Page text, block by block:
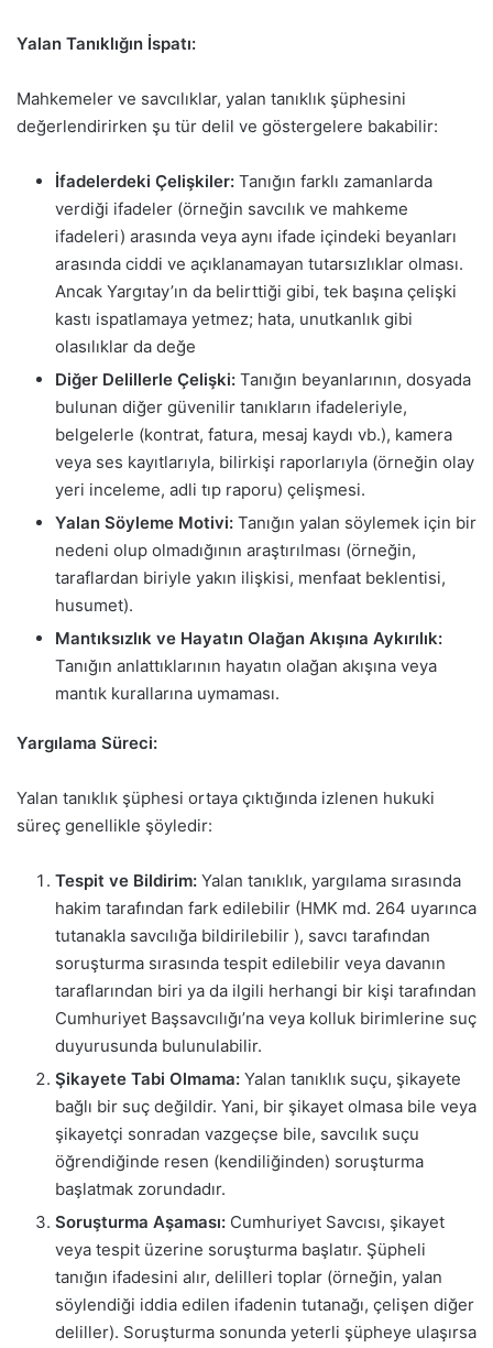
Yalan Tanıklığın İspatı:
Mahkemeler ve savcılıklar, yalan tanıklık şüphesini
değerlendirirken şu tür delil ve göstergelere bakabilir:
İfadelerdeki Çelişkiler: Tanığın farklı zamanlarda
verdiği ifadeler (örneğin savcılık ve mahkeme
ifadeleri) arasında veya aynı ifade içindeki beyanları
arasında ciddi ve açıklanamayan tutarsızlıklar olması.
Ancak Yargıtay’ın da belirttiği gibi, tek başına çelişki
kastı ispatlamaya yetmez; hata, unutkanlık gibi
olasılıklar da değe
Diğer Delillerle Çelişki: Tanığın beyanlarının, dosyada
bulunan diğer güvenilir tanıkların ifadeleriyle,
belgelerle (kontrat, fatura, mesaj kaydı vb.), kamera
veya ses kayıtlarıyla, bilirkişi raporlarıyla (örneğin olay
yeri inceleme, adli tıp raporu) çelişmesi.
Yalan Söyleme Motivi: Tanığın yalan söylemek için bir
nedeni olup olmadığının araştırılması (örneğin,
taraflardan biriyle yakın ilişkisi, menfaat beklentisi,
husumet).
Mantıksızlık ve Hayatın Olağan Akışına Aykırılık:
Tanığın anlattıklarının hayatın olağan akışına veya
mantık kurallarına uymaması.
Yargılama Süreci:
Yalan tanıklık şüphesi ortaya çıktığında izlenen hukuki
süreç genellikle şöyledir:
Tespit ve Bildirim: Yalan tanıklık, yargılama sırasında
hakim tarafından fark edilebilir (HMK md. 264 uyarınca
tutanakla savcılığa bildirilebilir ), savcı tarafından
soruşturma sırasında tespit edilebilir veya davanın
taraflarından biri ya da ilgili herhangi bir kişi tarafından
Cumhuriyet Başsavcılığı’na veya kolluk birimlerine suç
duyurusunda bulunulabilir.
Şikayete Tabi Olmama: Yalan tanıklık suçu, şikayete
bağlı bir suç değildir. Yani, bir şikayet olmasa bile veya
şikayetçi sonradan vazgeçse bile, savcılık suçu
öğrendiğinde resen (kendiliğinden) soruşturma
başlatmak zorundadır.
Soruşturma Aşaması: Cumhuriyet Savcısı, şikayet
veya tespit üzerine soruşturma başlatır. Şüpheli
tanığın ifadesini alır, delilleri toplar (örneğin, yalan
söylendiği iddia edilen ifadenin tutanağı, çelişen diğer
deliller). Soruşturma sonunda yeterli şüpheye ulaşırsa